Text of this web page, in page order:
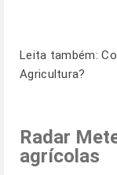
Leita também:
Agricultura?
Radar
agrícolas